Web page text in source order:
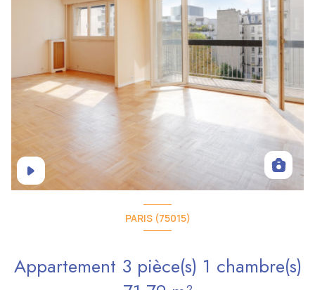
PARIS (75015)
Appartement 3 pièce(s) 1 chambre(s)